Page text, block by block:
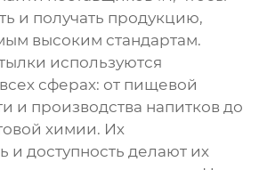
и получать продукцию,
высоким стандартам.
используются
сферах: от пищевой
и производства напитков до
химии. Их
и доступность делают их